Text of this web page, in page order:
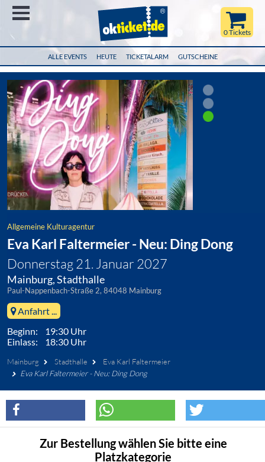
ALLE EVENTS HEUTE TICKETALARM GUTSCHEINE
0 Tickets
Allgemeine Kulturagentur
Eva Karl Faltermeier - Neu: Ding Dong
Donnerstag 21. Januar 2027
Mainburg, Stadthalle
Paul-Nappenbach-Straße 2, 84048 Mainburg
Anfahrt ...
Beginn: 19:30 Uhr
Einlass: 18:30 Uhr
Mainburg Stadthalle
Eva Karl Faltermeier
Eva Karl Faltermeier - Neu: Ding Dong
Zur Bestellung wählen Sie bitte eine
Platzkategorie